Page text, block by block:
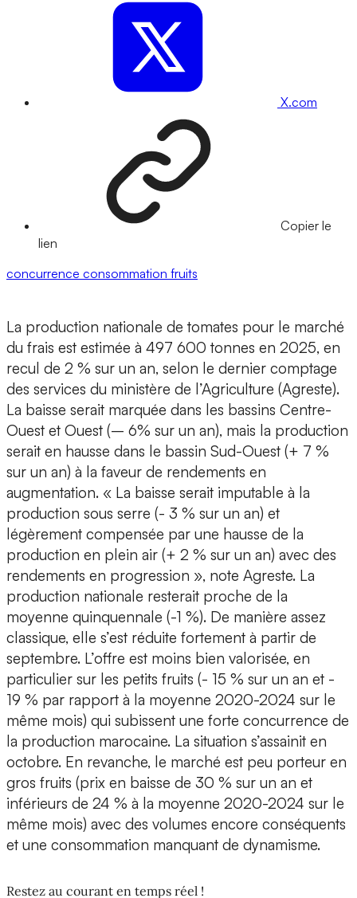
X.com
Copier le
lien
concurrence consommation fruits
La production nationale de tomates pour le marché
du frais est estimée à 497 600 tonnes en 2025, en
recul de 2 % sur un an, selon le dernier comptage
des services du ministère de l’Agriculture (Agreste).
La baisse serait marquée dans les bassins Centre-
Ouest et Ouest (– 6% sur un an), mais la production
serait en hausse dans le bassin Sud-Ouest (+ 7 %
sur un an) à la faveur de rendements en
augmentation. « La baisse serait imputable à la
production sous serre (- 3 % sur un an) et
légèrement compensée par une hausse de la
production en plein air (+ 2 % sur un an) avec des
rendements en progression », note Agreste. La
production nationale resterait proche de la
moyenne quinquennale (-1 %). De manière assez
classique, elle s’est réduite fortement à partir de
septembre. L’offre est moins bien valorisée, en
particulier sur les petits fruits (- 15 % sur un an et -
19 % par rapport à la moyenne 2020-2024 sur le
même mois) qui subissent une forte concurrence de
la production marocaine. La situation s’assainit en
octobre. En revanche, le marché est peu porteur en
gros fruits (prix en baisse de 30 % sur un an et
inférieurs de 24 % à la moyenne 2020-2024 sur le
même mois) avec des volumes encore conséquents
et une consommation manquant de dynamisme.
Restez au courant en temps réel !